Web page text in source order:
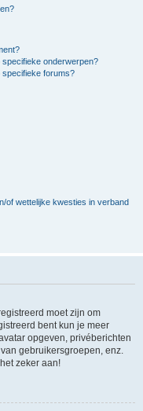
specifieke onderwerpen?
specifieke forums?
of wettelijke kwesties in verband
moet zijn om
bent kun je meer
opgeven, privéberichten
gebruikersgroepen, enz.
zeker aan!